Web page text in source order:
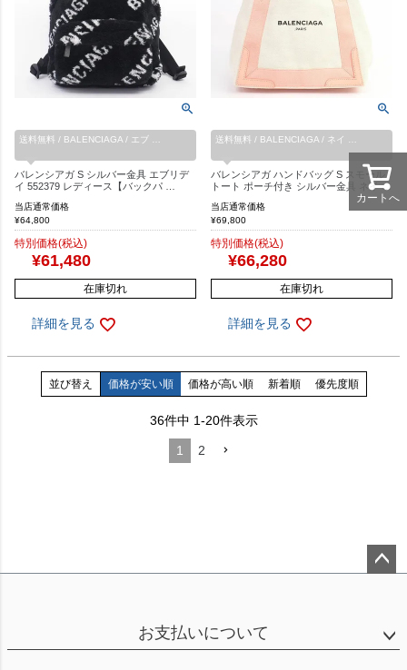
送料無料 / BALENCIAGA / エブ …
バレンシアガ S シルバー金具 エブリデ
イ 552379 レディース【バックパ …
当店通常価格
¥64,800
特別価格(税込)
¥61,480
在庫切れ
詳細を見る
送料無料 / BALENCIAGA / ネイ …
バレンシアガ ハンドバッグ S スモール
トート ポーチ付き シルバー金具 ネイ …
当店通常価格
¥69,800
特別価格(税込)
¥66,280
在庫切れ
詳細を見る
並び替え 価格が安い順 価格が高い順 新着順 優先度順
36件中 1-20件表示
1 2
カートへ
お支払いについて